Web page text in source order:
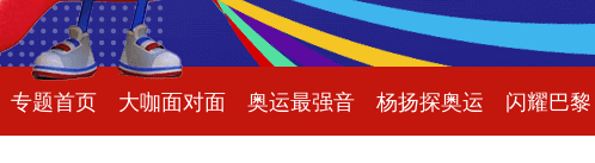
专题首页 大咖面对面 奥运最强音 杨扬探奥运 闪耀巴黎